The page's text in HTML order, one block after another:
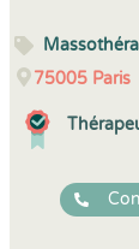
75005 Paris